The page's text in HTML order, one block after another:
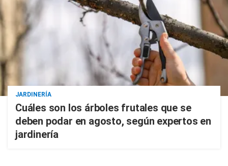
JARDINERÍA
Cuáles son los árboles frutales que se
deben podar en agosto, según expertos en
jardinería